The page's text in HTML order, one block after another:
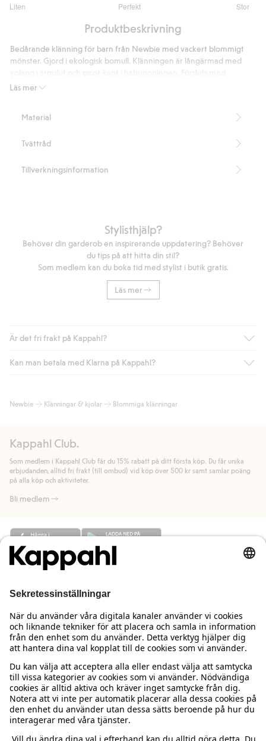
Liten Perfekt Stor
utav
12
betyg
Produktbeskrivning
Läs mer
Bedårande klänning för barn från Newbie med vackert blommigt
mönster. Gjord i ekologisk bomull. Klänningen är långärmad med
knappar baktill i nacken.
Organic cotton- GOTS
Material
Tvättråd
Tillverkningsinformation
Stylisthjälp?
Behöver din garderob en inspirerande uppdatering? Behöver
du tips på att hitta din stil?
Som medlem kan du boka tid med stylist i butik gratis.
Läs mer
Är det fri frakt på Kappahl?
Är du medlem i Kappahl Club har du alltid gratis frakt till butik
automatik efter du loggat in och identifierats som medlem.
handlar för.
Läs mer
Kan man betala med Klarna på Kappahl?
bland annat faktura och swish men även andra betalningssätt.
allmänna villkor.
Läs mer
Newbie Klänningar & kjolar Blommiga klänningar
Kappahl Club.
Som medlem i Kappahl Club får du 15% rabatt på ditt första köp. Du får unika
erbjudanden, alltid fri frakt (till ombud) vid köp över 500 kr samt samlar poäng
på alla köp och aktiviteter.
Bli medlem
Behöver du hjälp?
Kundservice
Vanliga frågor
Beställning & retur
Kontakta oss
Kappahl Club
Logga in
Kappahl Club
Medlemsvillkor
Om oss
Om Kappahl Group
Villkor & policy
Köpvillkor Sverige
Mer från oss